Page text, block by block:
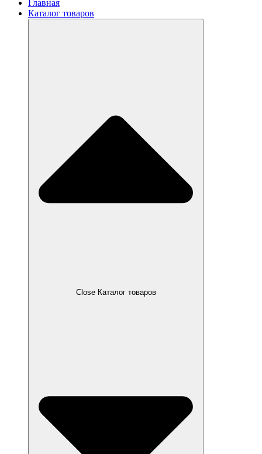
Главная
Каталог товаров
Close Каталог товаров